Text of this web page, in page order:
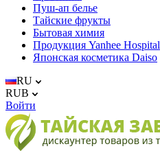
Пуш-ап белье
Тайские фрукты
Бытовая химия
Продукция Yanhee Hospital
Японская косметика Daiso
RU
RUB
Войти